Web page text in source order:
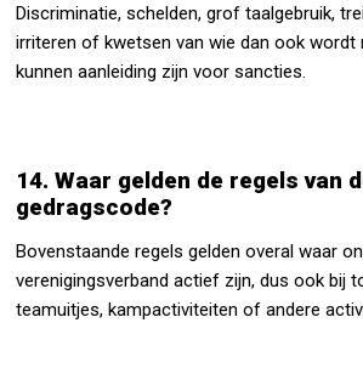
Discriminatie, schelden, grof taalgebruik,
irriteren of kwetsen van wie dan ook wordt
kunnen aanleiding zijn voor sancties.
14. Waar gelden de regels van
gedragscode?
Bovenstaande regels gelden overal waar
verenigingsverband actief zijn, dus ook bij
teamuitjes, kampactiviteiten of andere